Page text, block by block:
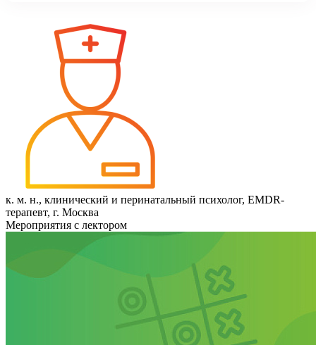
к. м. н., клинический и перинатальный психолог, EMDR-
терапевт, г. Москва
Мероприятия с лектором